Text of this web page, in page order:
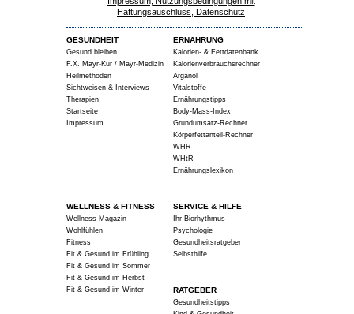
Haftungsauschluss, Datenschutz
GESUNDHEIT
Gesund bleiben
F.X. Mayr-Kur / Mayr-Medizin
Heilmethoden
Sichtweisen & Interviews
Therapien
Startseite
Impressum
ERNÄHRUNG
Kalorien- & Fettdatenbank
Kalorienverbrauchsrechner
Arganöl
Vitalstoffe
Ernährungstipps
Body-Mass-Index
Grundumsatz-Rechner
Körperfettanteil-Rechner
WHR
WHtR
Ernährungslexikon
WELLNESS & FITNESS
Wellness-Magazin
Wohlfühlen
Fitness
Fit & Gesund im Frühling
Fit & Gesund im Sommer
Fit & Gesund im Herbst
Fit & Gesund im Winter
SERVICE & HILFE
Ihr Biorhythmus
Psychologie
Gesundheitsratgeber
Selbsthilfe
RATGEBER
Gesundheitstipps